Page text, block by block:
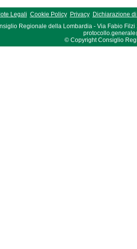
Legali Cookie Policy Privacy
Dichiarazione
Regionale della Lombardia - Via Fabio Filzi
© Copyright Consiglio